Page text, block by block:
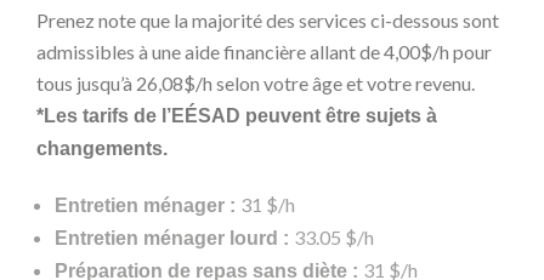
Prenez note que la majorité des services ci-dessous sont
admissibles à une aide financière allant de 4,00$/h pour
tous jusqu’à 26,08$/h selon votre âge et votre revenu.
*Les tarifs de l’EÉSAD peuvent être sujets à
changements.
Entretien ménager : 31 $/h
Entretien ménager lourd : 33.05 $/h
Préparation de repas sans diète : 31 $/h